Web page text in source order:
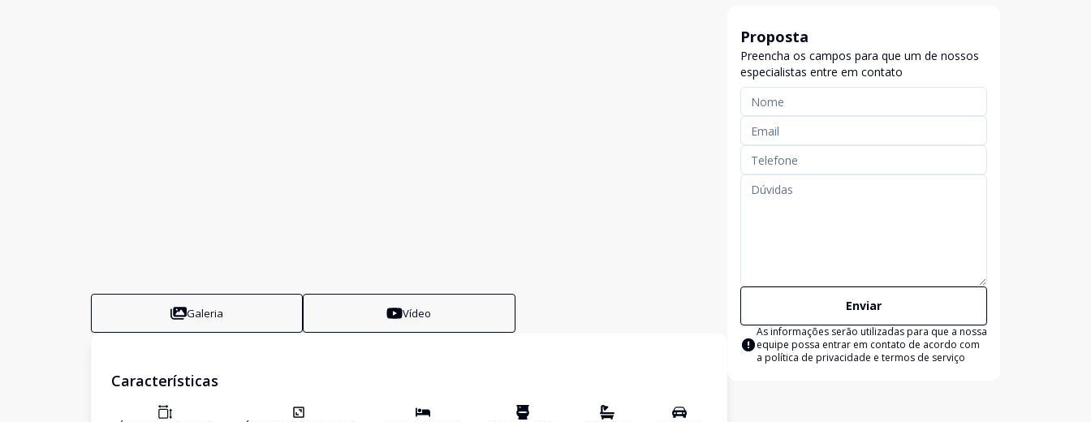
Galeria Vídeo
Características
Proposta
Preencha os campos para que um de nossos
especialistas entre em contato
Enviar
As informações serão utilizadas para que a nossa
equipe possa entrar em contato de acordo com
a política de privacidade e termos de serviço